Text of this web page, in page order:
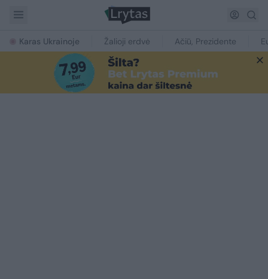
Karas Ukrainoje Žalioji erdvė Ačiū, Prezidente